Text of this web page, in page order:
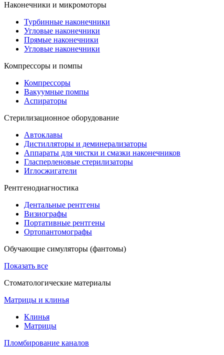
Наконечники и микромоторы
Турбинные наконечники
Угловые наконечники
Прямые наконечники
Угловые наконечники
Компрессоры и помпы
Компрессоры
Вакуумные помпы
Аспираторы
Стерилизационное оборудование
Автоклавы
Дистилляторы и деминерализаторы
Аппараты для чистки и смазки наконечников
Гласперленовые стерилизаторы
Иглосжигатели
Рентгенодиагностика
Дентальные рентгены
Визиографы
Портативные рентгены
Ортопантомографы
Обучающие симуляторы (фантомы)
Показать все
Стоматологические материалы
Матрицы и клинья
Клинья
Матрицы
Пломбирование каналов